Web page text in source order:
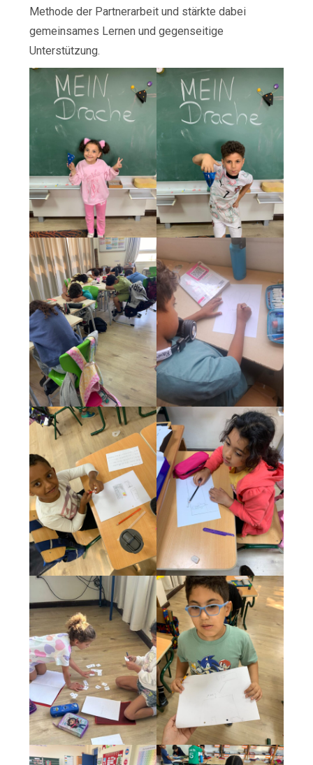
Methode der Partnerarbeit und stärkte dabei
gemeinsames Lernen und gegenseitige
Unterstützung.